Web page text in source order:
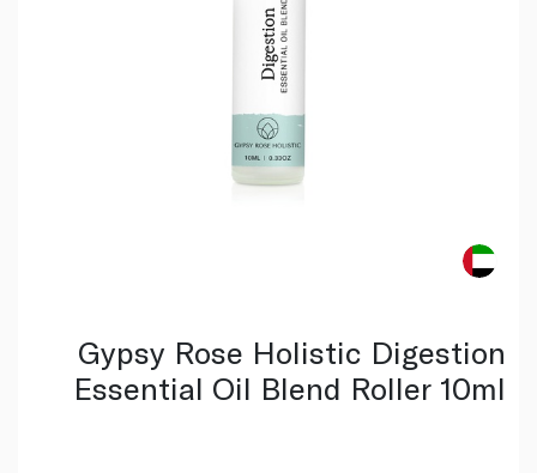
Gypsy Rose Holistic Digestion
Essential Oil Blend Roller 10ml